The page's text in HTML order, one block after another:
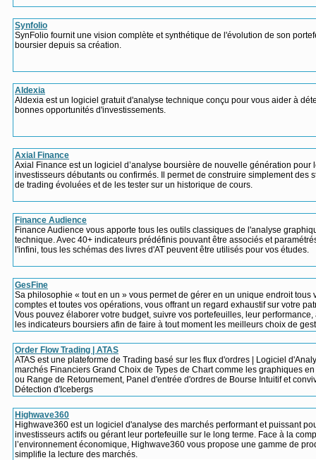
Synfolio
SynFolio fournit une vision complète et synthétique de l'évolution de son
boursier depuis sa création.
Aldexia
Aldexia est un logiciel gratuit d'analyse technique conçu pour vous aider à
bonnes opportunités d'investissements.
Axial Finance
Axial Finance est un logiciel d’analyse boursière de nouvelle génération pour
investisseurs débutants ou confirmés. Il permet de construire simplement des
de trading évoluées et de les tester sur un historique de cours.
Finance Audience
Finance Audience vous apporte tous les outils classiques de l'analyse
technique. Avec 40+ indicateurs prédéfinis pouvant être associés et
l'infini, tous les schémas des livres d'AT peuvent être utilisés pour vos études.
GesFine
Sa philosophie « tout en un » vous permet de gérer en un unique endroit tous
comptes et toutes vos opérations, vous offrant un regard exhaustif sur votre
Vous pouvez élaborer votre budget, suivre vos portefeuilles, leur performance,
les indicateurs boursiers afin de faire à tout moment les meilleurs choix de
Order Flow Trading | ATAS
ATAS est une plateforme de Trading basé sur les flux d'ordres | Logiciel
marchés Financiers Grand Choix de Types de Chart comme les graphiques
ou Range de Retournement, Panel d'entrée d'ordres de Bourse Intuitif et
Détection d'Icebergs
Highwave360
Highwave360 est un logiciel d'analyse des marchés performant et puissant
investisseurs actifs ou gérant leur portefeuille sur le long terme. Face à la
l’environnement économique, Highwave360 vous propose une gamme de
simplifie la lecture des marchés.